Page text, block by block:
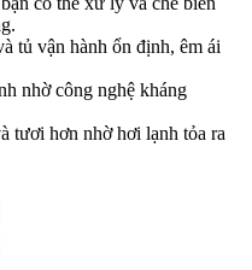
tủ vận hành ổn định, êm ái
nhờ công nghệ kháng
tươi hơn nhờ hơi lạnh tỏa ra